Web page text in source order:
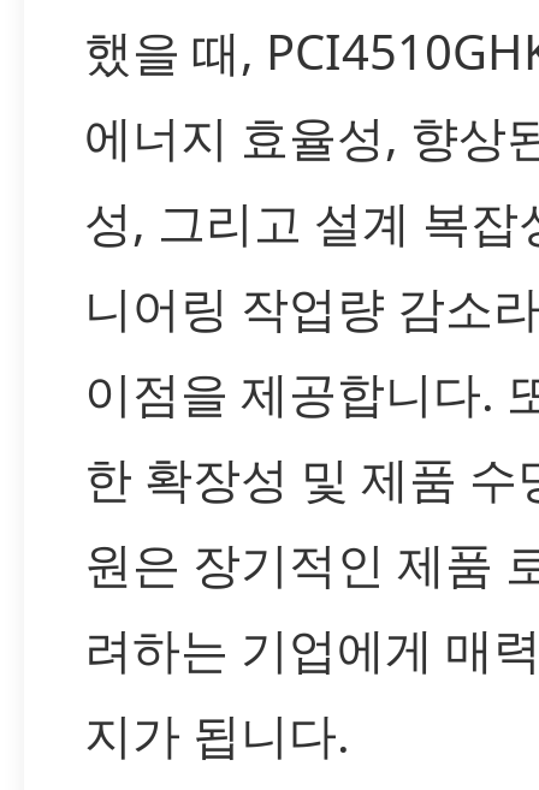
했을 때,
에너지 효율성, 향상
성, 그리고 설계 복잡
니어링 작업량 감소
이점을 제공합니다.
한 확장성 및 제품 수
원은 장기적인 제품
려하는 기업에게 매
지가 됩니다.